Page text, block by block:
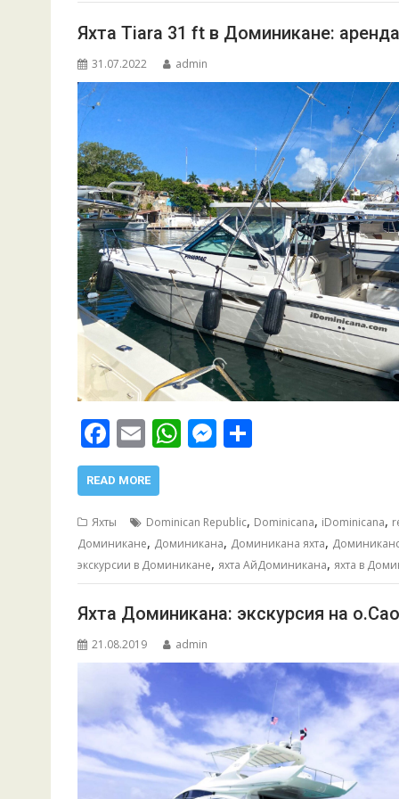
k p er и
т
ь
Яхта Tiara 31 ft в Доминикане:
31.07.2022 admin
F
ac
e
b
o
o
k
E
m
ai
l
W
h
s
A
p
p
M
e
e
n
g
er
р
а
в
и
т
ь
READ MORE
Яхты Dominican Republic, Dominicana, iDominicana,
Доминикане, Доминикана, Доминикана яхта,
экскурсии в Доминикане, яхта АйДоминикана, яхта в
Яхта Доминикана: экскурсия на
21.08.2019 admin